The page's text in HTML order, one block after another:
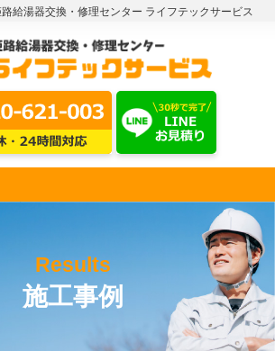
給湯器交換・修理センター ライフテックサービス
Results
施工事例